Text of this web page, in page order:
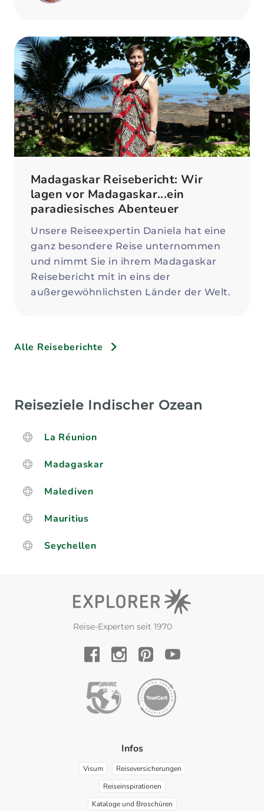
Madagaskar Reisebericht: Wir
lagen vor Madagaskar...ein
paradiesisches Abenteuer
Unsere Reiseexpertin Daniela hat eine
ganz besondere Reise unternommen
und nimmt Sie in ihrem Madagaskar
Reisebericht mit in eins der
außergewöhnlichsten Länder der Welt.
Alle Reiseberichte
Reiseziele Indischer Ozean
La Réunion
Madagaskar
Malediven
Mauritius
Seychellen
Reise-Experten seit 1970
Infos
Visum
Reiseversicherungen
Reiseinspirationen
Kataloge und Broschüren